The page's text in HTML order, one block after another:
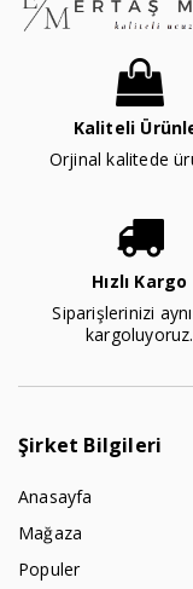
Kaliteli
Orjinal kalitede
Hızlı Kargo
Siparişlerinizi
kargoluyoruz.
Şirket Bilgileri
Anasayfa
Mağaza
Populer